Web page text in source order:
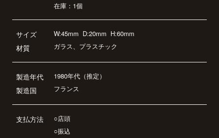
在庫：1個
サイズ
材質
W:45mm D:20mm H:60mm
ガラス、プラスチック
製造年代
製造国
1980年代（推定）
フランス
支払方法
○店頭
○振込